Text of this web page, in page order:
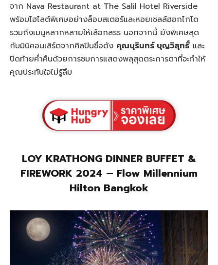
จาก Nava Restaurant at The Salil Hotel Riverside
พร้อมไฮไลต์พิเศษอย่างล็อบสเตอร์และหอยเชลล์ฮอกไกโด
รวมถึงเมนูหลากหลายให้เลือกสรร นอกจากนี้ ยังพิเศษสุด
กับมินิคอนเสิร์ตจากศิลปินชื่อดัง คุณบุรินทร์ บุญวิสุทธิ์ และ
ปิดท้ายค่ำคืนด้วยการชมการแสดงพลุสุดตระการตาที่จะทำให้
คุณประทับใจไม่รู้ลืม
LOY KRATHONG DINNER BUFFET &
FIREWORK 2024 – Flow Millennium
Hilton Bangkok